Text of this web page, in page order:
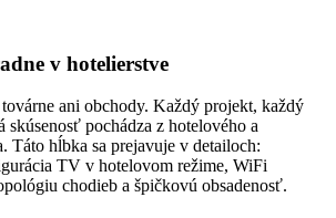
v hotelierstve
ani obchody. Každý projekt, každý
skúsenosť pochádza z hotelového a
Táto hĺbka sa prejavuje v detailoch:
TV v hotelovom režime, WiFi
chodieb a špičkovú obsadenosť.